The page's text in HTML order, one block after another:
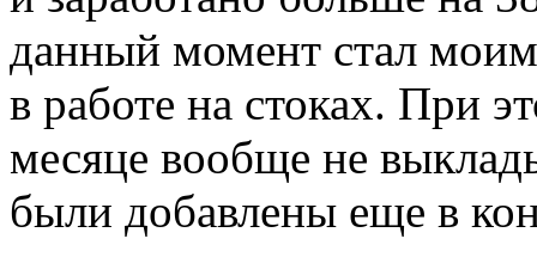
данный момент стал
в работе на стоках. При
месяце вообще не
были добавлены еще в